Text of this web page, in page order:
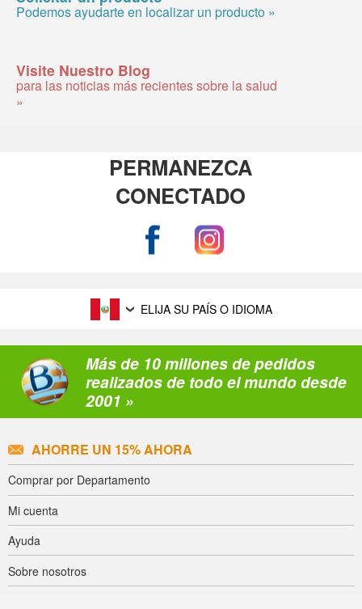
Podemos ayudarte en localizar un producto »
Visite Nuestro Blog
para las noticias más recientes sobre la salud
»
PERMANEZCA
CONECTADO
ELIJA SU PAÍS O IDIOMA
Más de 10 millones de pedidos
realizados de todo el mundo desde
2001 »
AHORRE UN 15% AHORA
Comprar por Departamento
Mi cuenta
Ayuda
Sobre nosotros